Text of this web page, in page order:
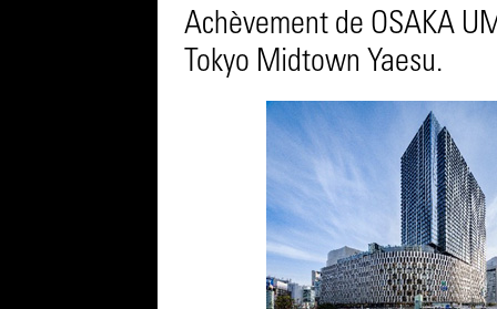
Achèvement de OSAKA
Tokyo Midtown Yaesu.